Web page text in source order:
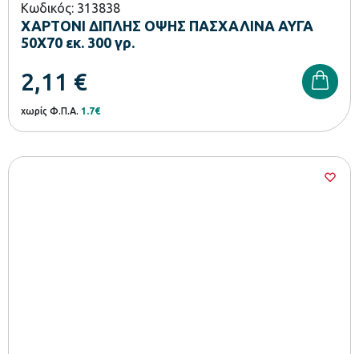
Κωδικός: 313838
ΧΑΡΤΟΝΙ ΔΙΠΛΗΣ ΟΨΗΣ ΠΑΣΧΑΛΙΝΑ ΑΥΓΑ
50Χ70 εκ. 300 γρ.
2,11 €
χωρίς Φ.Π.Α. 1.7€